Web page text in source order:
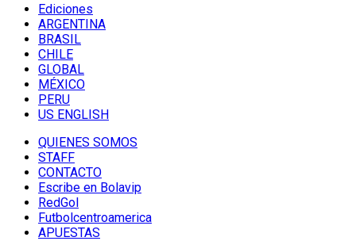
Ediciones
ARGENTINA
BRASIL
CHILE
GLOBAL
MÉXICO
PERU
US ENGLISH
QUIENES SOMOS
STAFF
CONTACTO
Escribe en Bolavip
RedGol
Futbolcentroamerica
APUESTAS